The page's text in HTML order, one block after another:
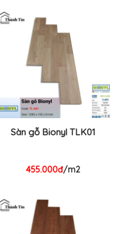
Sàn gỗ Bionyl TLK01
455.000đ/m2